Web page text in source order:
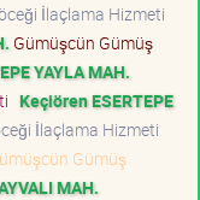
İlaçlama Hizmeti
Gümüşcün Gümüş
YAYLA MAH.
Keçiören ESERTEPE
İlaçlama Hizmeti
Gümüş
MAH.